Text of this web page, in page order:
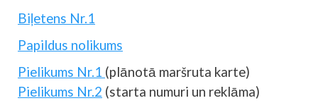
Biļetens Nr.1
Papildus nolikums
Pielikums Nr.1 (plānotā maršruta karte)
Pielikums Nr.2 (starta numuri un reklāma)